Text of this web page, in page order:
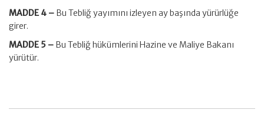
MADDE 4 – Bu Tebliğ yayımını izleyen ay başında yürürlüğe
girer.
MADDE 5 – Bu Tebliğ hükümlerini Hazine ve Maliye Bakanı
yürütür.